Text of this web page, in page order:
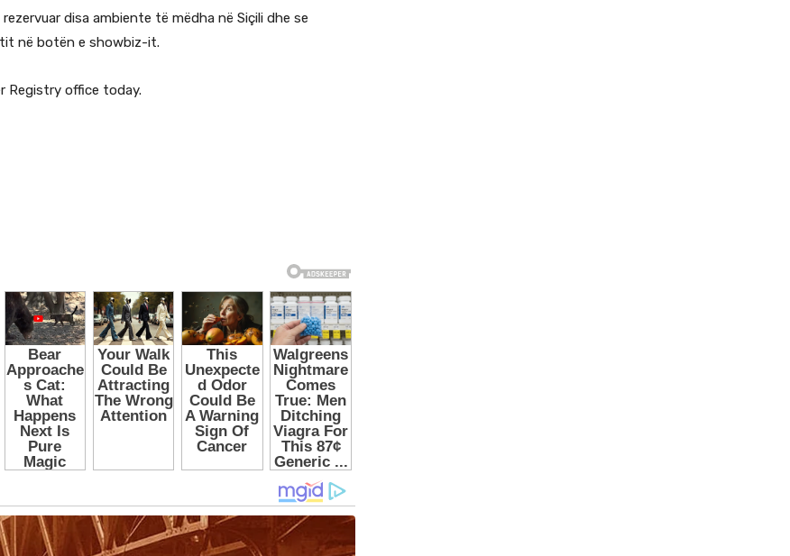
disa ambiente të mëdha në Siçili dhe se
në botën e showbiz-it.